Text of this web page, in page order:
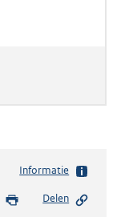
Informatie
Delen